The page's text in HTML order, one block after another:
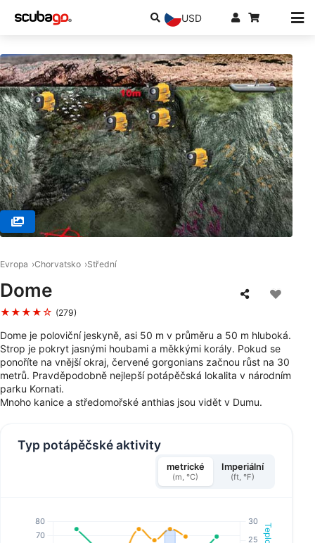
USD
Evropa Chorvatsko Střední
Dome
★★★★☆ (279)
Dome je poloviční jeskyně, asi 50 m v průměru a 50 m hluboká.
Strop je pokryt jasnými houbami a měkkými korály. Pokud se
ponoříte na vnější okraj, červené gorgonians začnou růst na 30
metrů. Pravděpodobně nejlepší potápěčská lokalita v národním
parku Kornati.
Mnoho kanice a středomořské anthias jsou vidět v Dumu.
Typ potápěčské aktivity
metrické
(m, °C)
Imperiální
(ft, °F)